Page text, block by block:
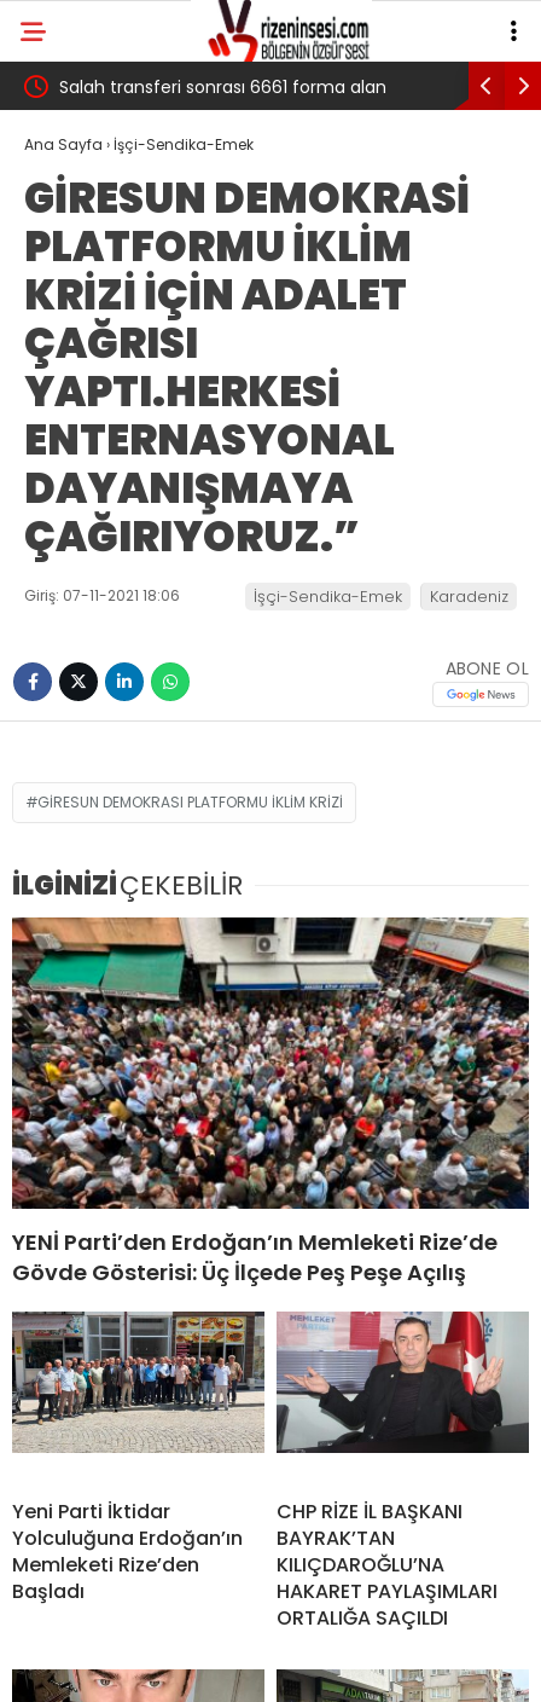
Salah transferi sonrası 6661 forma alan
belediye başkanına ‘Kimin parasıyla’ sorusu
Pazarlı
Ana Sayfa › İşçi-Sendika-Emek
GİRESUN DEMOKRASİ
PLATFORMU İKLİM
KRİZİ İÇİN ADALET
ÇAĞRISI
YAPTI.HERKESİ
ENTERNASYONAL
DAYANIŞMAYA
ÇAĞIRIYORUZ.”
Giriş: 07-11-2021 18:06 İşçi-Sendika-Emek Karadeniz
ABONE OL
GIRESUN DEMOKRASI PLATFORMU IKLIM KRIZI
İLGİNİZİÇEKEBİLİR
YENİ Parti’den Erdoğan’ın Memleketi Rize’de
Gövde Gösterisi: Üç İlçede Peş Peşe Açılış
Yeni Parti İktidar
Yolculuğuna Erdoğan’ın
Memleketi Rize’den
Başladı
CHP RİZE İL BAŞKANI
BAYRAK’TAN
KILIÇDAROĞLU’NA
HAKARET PAYLAŞIMLARI
ORTALIĞA SAÇILDI